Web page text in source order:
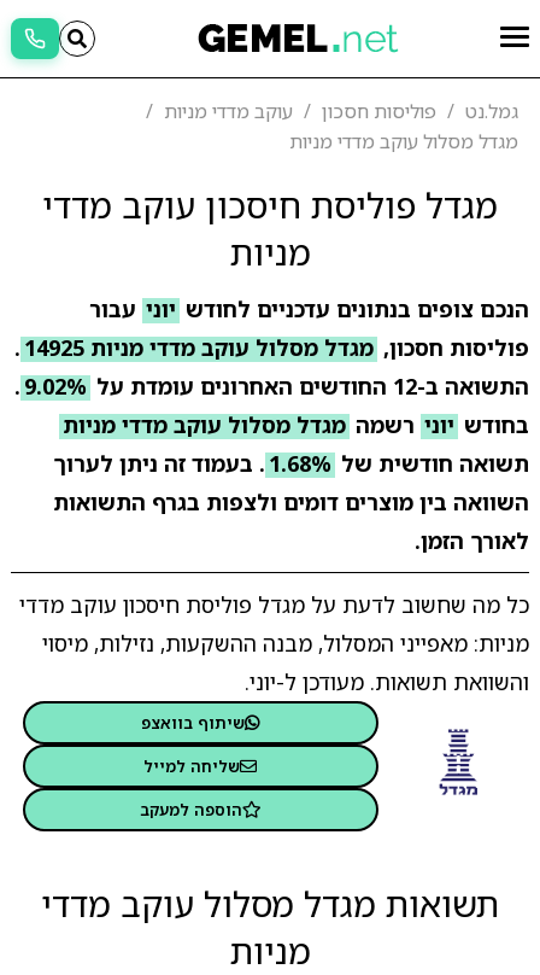
גמל.נט פוליסות חסכון
עוקב מדדי מניות
מגדל מסלול עוקב מדדי מניות
מגדל פוליסת חיסכון עוקב מדדי
מניות
הנכם צופים בנתונים עדכניים לחודש יוני עבור
פוליסות חסכון, מגדל מסלול עוקב מדדי מניות 14925
.
התשואה ב-12 החודשים האחרונים עומדת על
9.02%
.
בחודש יוני רשמה מגדל מסלול עוקב מדדי מניות
תשואה חודשית של 1.68% . בעמוד זה ניתן לערוך
השוואה בין מוצרים דומים ולצפות בגרף התשואות
לאורך הזמן.
כל מה שחשוב לדעת על מגדל פוליסת חיסכון עוקב מדדי
מניות: מאפייני המסלול, מבנה ההשקעות, נזילות, מיסוי
והשוואת תשואות. מעודכן ל-יוני.
שיתוף בוואצפ
שליחה למייל
הוספה למעקב
תשואות מגדל מסלול עוקב מדדי
מניות